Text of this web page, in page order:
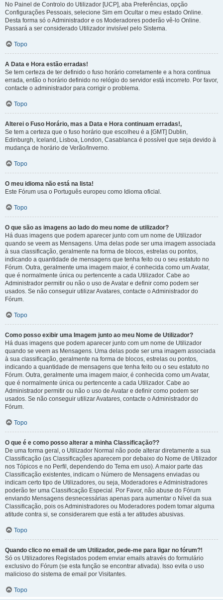
No Painel de Controlo do Utilizador [UCP], aba Preferências, opção
Configurações Pessoais, selecione Sim em Ocultar o meu estado Online.
Desta forma só o Administrador e os Moderadores poderão vê-lo Online.
Passará a ser considerado Utilizador invisível pelo Sistema.
Topo
A Data e Hora estão erradas!
Se tem certeza de ter definido o fuso horário corretamente e a hora continua
errada, então o horário definido no relógio do servidor está incorreto. Por favor,
contacte o administrador para corrigir o problema.
Topo
Alterei o Fuso Horário, mas a Data e Hora continuam erradas!,
Se tem a certeza que o fuso horário que escolheu é a [GMT] Dublin,
Edinburgh, Iceland, Lisboa, London, Casablanca é possível que seja devido à
mudança de horário de Verão/Inverno.
Topo
O meu idioma não está na lista!
Este Fórum usa o Português europeu como Idioma oficial.
Topo
O que são as imagens ao lado do meu nome de utilizador?
Há duas imagens que podem aparecer junto com um nome de Utilizador
quando se veem as Mensagens. Uma delas pode ser uma imagem associada
à sua classificação, geralmente na forma de blocos, estrelas ou pontos,
indicando a quantidade de mensagens que tenha feito ou o seu estatuto no
Fórum. Outra, geralmente uma imagem maior, é conhecida como um Avatar,
que é normalmente única ou pertencente a cada Utilizador. Cabe ao
Administrador permitir ou não o uso de Avatar e definir como podem ser
usados. Se não conseguir utilizar Avatares, contacte o Administrador do
Fórum.
Topo
Como posso exibir uma Imagem junto ao meu Nome de Utilizador?
Há duas imagens que podem aparecer junto com um nome de Utilizador
quando se veem as Mensagens. Uma delas pode ser uma imagem associada
à sua classificação, geralmente na forma de blocos, estrelas ou pontos,
indicando a quantidade de mensagens que tenha feito ou o seu estatuto no
Fórum. Outra, geralmente uma imagem maior, é conhecida como um Avatar,
que é normalmente única ou pertencente a cada Utilizador. Cabe ao
Administrador permitir ou não o uso de Avatar e definir como podem ser
usados. Se não conseguir utilizar Avatares, contacte o Administrador do
Fórum.
Topo
O que é e como posso alterar a minha Classificação??
De uma forma geral, o Utilizador Normal não pode alterar diretamente a sua
Classificação (as Classificações aparecem por debaixo do Nome de Utilizador
nos Tópicos e no Perfil, dependendo do Tema em uso). A maior parte das
Classificação existentes, indicam o Número de Mensagens enviadas ou
indicam certo tipo de Utilizadores, ou seja, Moderadores e Administradores
poderão ter uma Classificação Especial. Por Favor, não abuse do Fórum
enviando Mensagens desnecessárias apenas para aumentar o Nível da sua
Classificação, pois os Administradores ou Moderadores podem tomar alguma
atitude contra si, se considerarem que está a ter atitudes abusivas.
Topo
Quando clico no email de um Utilizador, pede-me para ligar no fórum?!
Só os Utilizadores Registados podem enviar emails através do formulário
exclusivo do Fórum (se esta função se encontrar ativada). Isso evita o uso
malicioso do sistema de email por Visitantes.
Topo